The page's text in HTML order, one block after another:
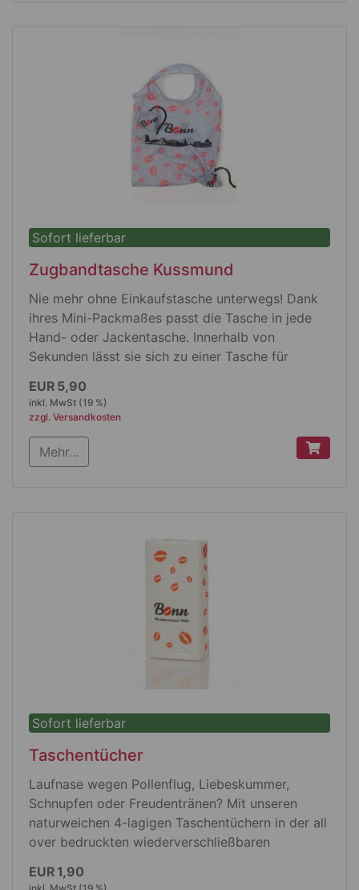
paarweise verpackt mit full colour
bedruckter Headercard
Sofort lieferbar
Zugbandtasche Kussmund
Nie mehr ohne Einkaufstasche unterwegs! Dank
ihres Mini-Packmaßes passt die Tasche in jede
Hand- oder Jackentasche. Innerhalb von
Sekunden lässt sie sich zu einer Tasche für
da sie aus recycelten PET Flaschen hergestellt
wurde und sieht zudem noch richtig gut aus.
Produktdetails
Griffen 58 x 38 cm,
Veredelung: Vollflächiger CMYK
Heißtransferdruck, 2-seitig auf der
Einkaufstasche und auf dem kleinen
Einstecktäschchen
EUR 5,90
inkl. MwSt (19 %)
zzgl. Versandkosten
Mehr...
Sofort lieferbar
Taschentücher
Laufnase wegen Pollenflug, Liebeskummer,
Schnupfen oder Freudentränen? Mit unseren
naturweichen 4-lagigen Taschentüchern in der all
over bedruckten wiederverschließbaren
EUR 1,90